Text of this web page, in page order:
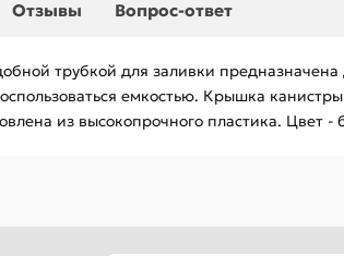
Отзывы Вопрос-ответ
трубкой для заливки
емкостью. Крышка
из высокопрочного пластика. Цвет -